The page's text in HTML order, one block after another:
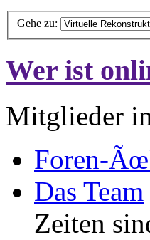
Gehe zu:
Wer ist
Mitglieder
Foren-
Das Team
Zeiten